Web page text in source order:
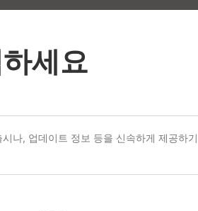
세요
나, 업데이트 정보 등을 신속하게 제공하